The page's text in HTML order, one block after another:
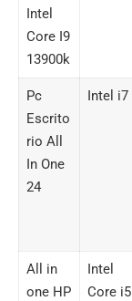
Intel
Core I9
13900k
Pc
Escrito
rio All
In One
24
Intel i7
All in
one HP
Intel
Core i5